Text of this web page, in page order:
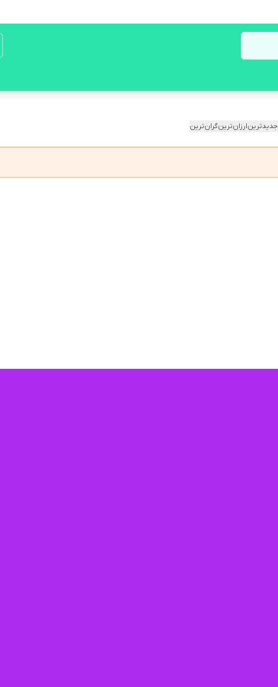
جدیدترینارزان‌ترینگران‌ترین